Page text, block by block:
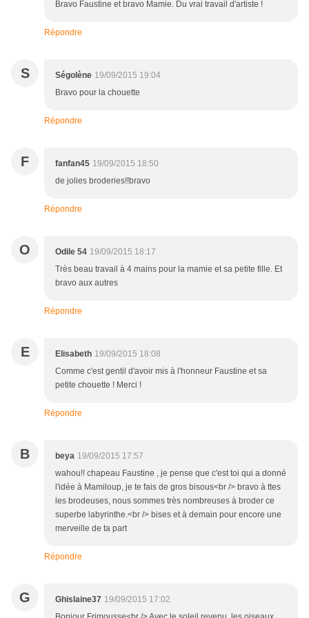
Bravo Faustine et bravo Mamie. Du vrai travail d'artiste !
Répondre
S Ségolène 19/09/2015 19:04
Bravo pour la chouette
Répondre
F fanfan45 19/09/2015 18:50
de jolies broderies!!bravo
Répondre
O Odile 54 19/09/2015 18:17
Très beau travail à 4 mains pour la mamie et sa petite fille. Et
bravo aux autres
Répondre
E Elisabeth 19/09/2015 18:08
Comme c'est gentil d'avoir mis à l'honneur Faustine et sa
petite chouette ! Merci !
Répondre
B beya 19/09/2015 17:57
wahou!! chapeau Faustine , je pense que c'est toi qui a donné
l'idée à Mamiloup, je te fais de gros bisous<br /> bravo à ttes
les brodeuses, nous sommes très nombreuses à broder ce
superbe labyrinthe.<br /> bises et à demain pour encore une
merveille de ta part
Répondre
G Ghislaine37 19/09/2015 17:02